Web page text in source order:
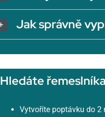
Jak správně
Hledáte
Vytvoříte poptávku do 2